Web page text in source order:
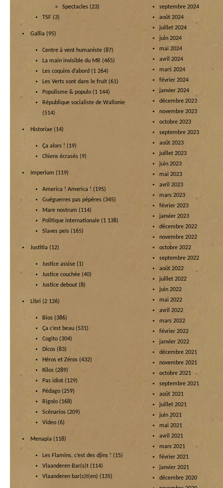
Spectacles (23)
TSF (3)
Gallia (95)
Centre à vent humaniste (87)
La main invisible du MR (465)
Les coquins d’abord (1 264)
Les Verts sont dans le fruit (61)
Populisme & populo (1 144)
République socialiste de Wallonie
(514)
Historiae (14)
Ça alors ! (19)
Chiens écrasés (9)
Imperium (119)
America ! America ! (195)
Guéguerres pas pépères (345)
Mare nostrum (114)
Politique internationale (1 138)
Slaves peïs (165)
Justitia (12)
Justice assise (1)
Justice couchée (40)
Justice debout (8)
Libri (2 126)
Bios (386)
Ça c’est beau (531)
Cogito (304)
Dicos (83)
Héros et Zéros (432)
Kilos (289)
Pas idiot (129)
Pédago (259)
Rigolo (168)
Scénarios (209)
Video (6)
Menapia (118)
Les Flamins, c’est des djins ! (15)
Vlaanderen Bar(s)t (114)
Vlaanderen bar(s)t(en) (135)
septembre 2024
août 2024
juillet 2024
juin 2024
mai 2024
avril 2024
mars 2024
février 2024
janvier 2024
décembre 2023
novembre 2023
octobre 2023
septembre 2023
août 2023
juillet 2023
juin 2023
mai 2023
avril 2023
mars 2023
février 2023
janvier 2023
décembre 2022
novembre 2022
octobre 2022
septembre 2022
août 2022
juillet 2022
juin 2022
mai 2022
avril 2022
mars 2022
février 2022
janvier 2022
décembre 2021
novembre 2021
octobre 2021
septembre 2021
août 2021
juillet 2021
juin 2021
mai 2021
avril 2021
mars 2021
février 2021
janvier 2021
décembre 2020